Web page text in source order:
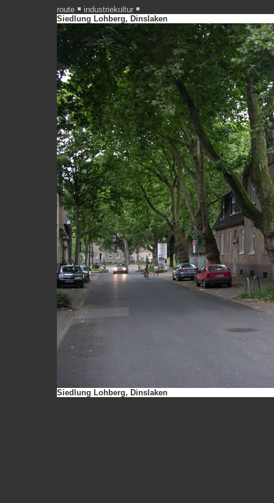
route
industriekultur
Siedlung Lohberg, Dinslaken
Siedlung Lohberg, Dinslaken